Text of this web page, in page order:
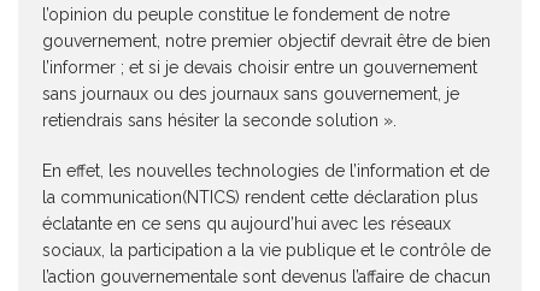
l’opinion du peuple constitue le fondement de notre
gouvernement, notre premier objectif devrait être de bien
l’informer ; et si je devais choisir entre un gouvernement
sans journaux ou des journaux sans gouvernement, je
retiendrais sans hésiter la seconde solution ».
En effet, les nouvelles technologies de l’information et de
la communication(NTICS) rendent cette déclaration plus
éclatante en ce sens qu aujourd’hui avec les réseaux
sociaux, la participation a la vie publique et le contrôle de
l’action gouvernementale sont devenus l’affaire de chacun